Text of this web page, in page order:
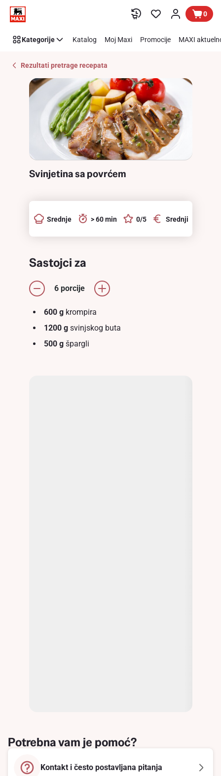
Preskoči link
Recipe
Details
0
Kategorije Katalog Moj Maxi Promocije MAXI
Rezultati pretrage recepata
Svinjetina sa povrćem
Srednje > 60 min 0/5 Srednji
Sastojci za
6 porcije
600 gkrompira
1200 gsvinjskog buta
500 gšpargli
Potrebna vam je pomoć?
Kontakt i često postavljana pitanja